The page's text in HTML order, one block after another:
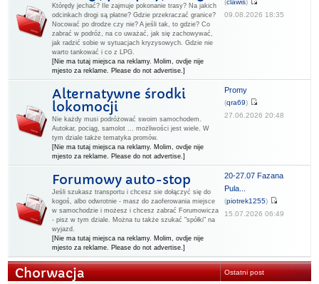
Którędy jechać? Ile zajmuje pokonanie trasy? Na jakich
odcinkach drogi są płatne? Gdzie przekraczać granice?
Nocować po drodze czy nie? A jeśli tak, to gdzie? Co
zabrać w podróż, na co uważać, jak się zachowywać,
jak radzić sobie w sytuacjach kryzysowych. Gdzie nie
warto tankować i co z LPG.
[Nie ma tutaj miejsca na reklamy. Molim, ovdje nije
mjesto za reklame. Please do not advertise.]
(clawis)
09.08.2026 18:35
Alternatywne środki
lokomocji
Nie każdy musi podróżować swoim samochodem.
Autokar, pociąg, samolot ... możliwości jest wiele. W
tym dziale także tematyka promów.
[Nie ma tutaj miejsca na reklamy. Molim, ovdje nije
mjesto za reklame. Please do not advertise.]
Promy
(qra69)
27.06.2026 20:48
Forumowy auto-stop
Jeśli szukasz transportu i chcesz sie dołączyć się do
kogoś, albo odwrotnie - masz do zaoferowania miejsce
w samochodzie i możesz i chcesz zabrać Forumowicza
- pisz w tym dziale. Można tu także szukać "spółki" na
wyjazd.
[Nie ma tutaj miejsca na reklamy. Molim, ovdje nije
mjesto za reklame. Please do not advertise.]
20-27.07 Fazana
Pula...
(piotrek1255)
15.07.2026 06:49
Chorwacja Ostatni post